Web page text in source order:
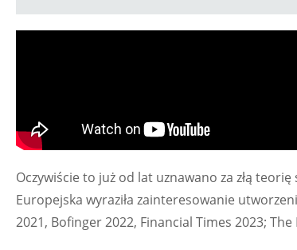
Oczywiście to już od lat uznawano za złą
Europejska wyraziła zainteresowanie
2021, Bofinger 2022, Financial Times 2023;